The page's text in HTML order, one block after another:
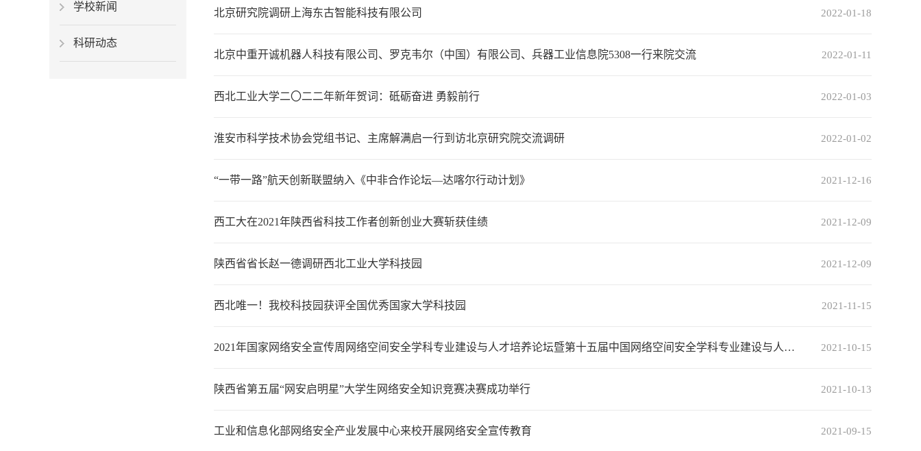
学校新闻
科研动态
2022-01-18
北京研究院调研上海东古智能科技有限公司
2022-01-11
北京中重开诚机器人科技有限公司、罗克韦尔（中国）有限公司、兵器工业信息院5308一行来院交流
2022-01-03
西北工业大学二〇二二年新年贺词：砥砺奋进 勇毅前行
2022-01-02
淮安市科学技术协会党组书记、主席解满启一行到访北京研究院交流调研
2021-12-16
“一带一路”航天创新联盟纳入《中非合作论坛—达喀尔行动计划》
2021-12-09
西工大在2021年陕西省科技工作者创新创业大赛斩获佳绩
2021-12-09
陕西省省长赵一德调研西北工业大学科技园
2021-11-15
西北唯一！我校科技园获评全国优秀国家大学科技园
2021-10-15
2021年国家网络安全宣传周网络空间安全学科专业建设与人才培养论坛暨第十五届中国网络空间安全学科专业建设与人…
2021-10-13
陕西省第五届“网安启明星”大学生网络安全知识竞赛决赛成功举行
2021-09-15
工业和信息化部网络安全产业发展中心来校开展网络安全宣传教育